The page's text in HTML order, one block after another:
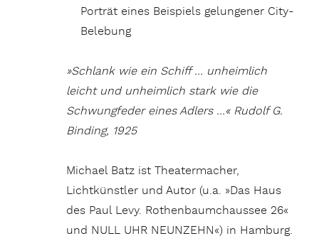
Porträt eines Beispiels gelungener City-
Belebung
»Schlank wie ein Schiff … unheimlich
leicht und unheimlich stark wie die
Schwungfeder eines Adlers …« Rudolf G.
Binding, 1925
Michael Batz ist Theatermacher,
Lichtkünstler und Autor (u.a. »Das Haus
des Paul Levy. Rothenbaumchaussee 26«
und NULL UHR NEUNZEHN«) in Hamburg.